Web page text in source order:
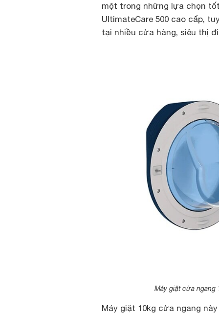
một trong những lựa chọn
UltimateCare 500 cao cấp,
tại nhiều cửa hàng, siêu thị
Máy giặt cửa ngang
Máy giặt 10kg cửa ngang